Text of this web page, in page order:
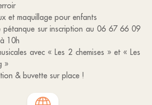
et maquillage pour enfants
sur inscription au 06 67 66 09
10h
avec « Les 2 chemises » et « Les
»
& buvette sur place !